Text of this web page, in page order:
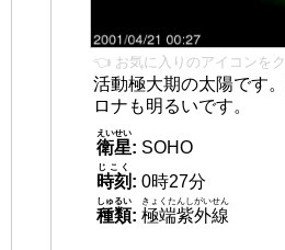
👈 お気に入りのアイコンをク
活動極大期の太陽です
ロナも明るいです。
衛星
えいせい
: SOHO
時刻
じこく
: 0時27分
種類
しゅるい
: 極端紫外線
きょくたんしがいせん